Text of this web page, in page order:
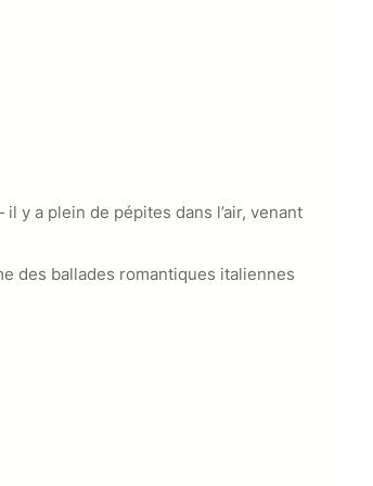
y a plein de pépites dans l’air, venant
des ballades romantiques italiennes